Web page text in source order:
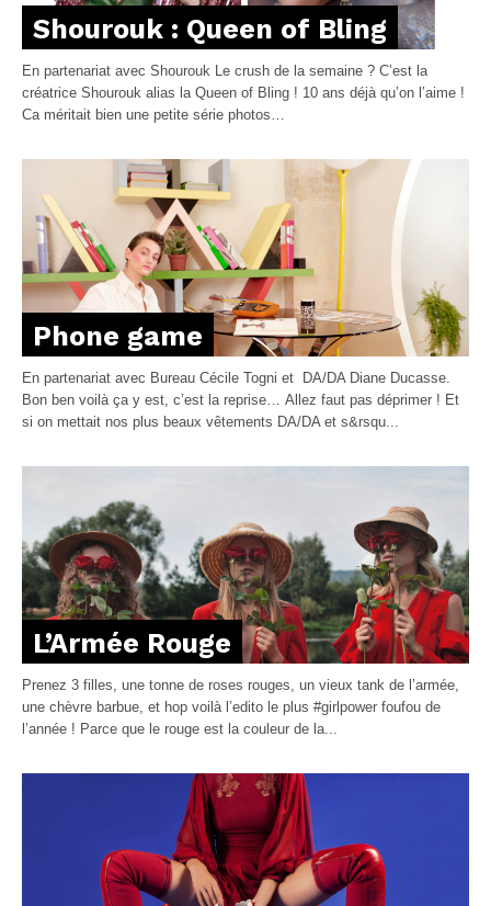
Shourouk : Queen of Bling
En partenariat avec Shourouk Le crush de la semaine ? C’est la
créatrice Shourouk alias la Queen of Bling ! 10 ans déjà qu’on l’aime !
Ca méritait bien une petite série photos…
Phone game
En partenariat avec Bureau Cécile Togni et DA/DA Diane Ducasse.
Bon ben voilà ça y est, c’est la reprise… Allez faut pas déprimer ! Et
si on mettait nos plus beaux vêtements DA/DA et s&rsqu...
L’Armée Rouge
Prenez 3 filles, une tonne de roses rouges, un vieux tank de l’armée,
une chèvre barbue, et hop voilà l’edito le plus #girlpower foufou de
l’année ! Parce que le rouge est la couleur de la...